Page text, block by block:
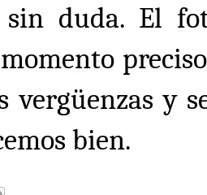
sin duda. El
vergüenzas y
bien.